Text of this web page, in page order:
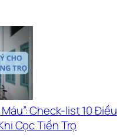
Check-list 10 Điều
Cọc Tiền Trọ